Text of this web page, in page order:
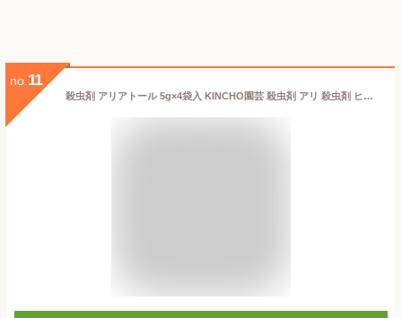
no. 11
殺虫剤 アリアトール 5g×4袋入 KINCHO園芸 殺虫剤 アリ 殺虫剤 ヒアリ 殺虫剤 アリ 駆除 ヒアリ 駆除剤 アリ 退治 ヒアリ 退治 アリ 対策 ヒアリ 対策 M6